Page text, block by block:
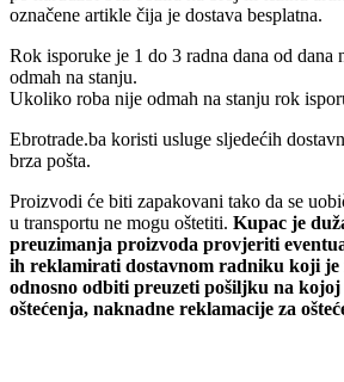
označene artikle čija je dostava besplatna.
Rok isporuke je 1 do 3 radna dana od dana
odmah na stanju.
Ukoliko roba nije odmah na stanju rok
Ebrotrade.ba koristi usluge sljedećih
brza pošta.
Proizvodi će biti zapakovani tako da se
u transportu ne mogu oštetiti. Kupac je
preuzimanja proizvoda provjeriti
ih reklamirati dostavnom radniku koji je
odnosno odbiti preuzeti pošiljku na
oštećenja, naknadne reklamacije za